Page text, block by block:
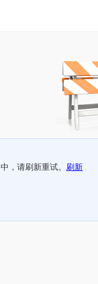
，请刷新重试。 刷新